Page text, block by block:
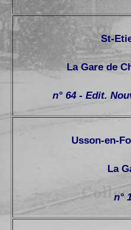
St-
La Gare de
n° 64 - Edit.
Usson-en-
La
n°